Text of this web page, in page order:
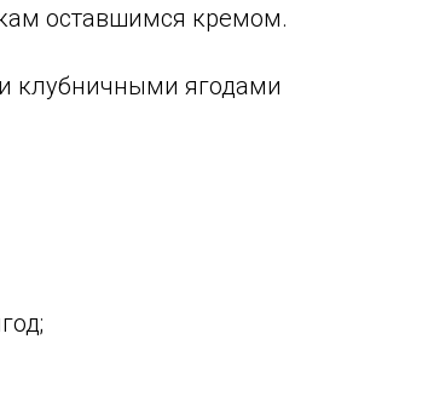
оставшимся кремом.
клубничными ягодами